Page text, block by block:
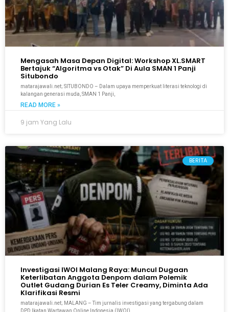
Mengasah Masa Depan Digital: Workshop XL.SMART
Bertajuk “Algoritma vs Otak” Di Aula SMAN 1 Panji
Situbondo
matarajawali.net; SITUBONDO – Dalam upaya memperkuat literasi teknologi di
kalangan generasi muda, SMAN 1 Panji,
READ MORE »
9 jam Yang Lalu
BERITA
Investigasi IWOI Malang Raya: Muncul Dugaan
Keterlibatan Anggota Denpom dalam Polemik
Outlet Gudang Durian Es Teler Creamy, Diminta Ada
Klarifikasi Resmi
matarajawali.net; MALANG – Tim jurnalis investigasi yang tergabung dalam
DPD Ikatan Wartawan Online Indonesia (IWOI)